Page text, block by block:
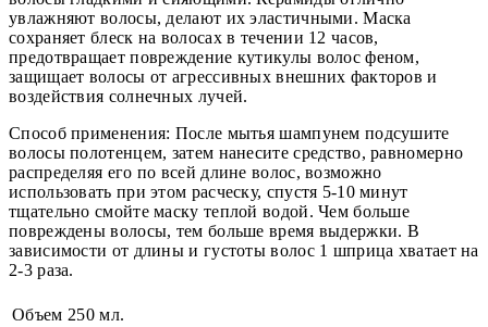
увлажняют волосы, делают их эластичными. Маска
сохраняет блеск на волосах в течении 12 часов,
предотвращает повреждение кутикулы волос феном,
защищает волосы от агрессивных внешних факторов и
воздействия солнечных лучей.
Способ применения: После мытья шампунем подсушите
волосы полотенцем, затем нанесите средство, равномерно
распределяя его по всей длине волос, возможно
использовать при этом расческу, спустя 5-10 минут
тщательно смойте маску теплой водой. Чем больше
повреждены волосы, тем больше время выдержки. В
зависимости от длины и густоты волос 1 шприца хватает на
2-3 раза.
Объем 250 мл.